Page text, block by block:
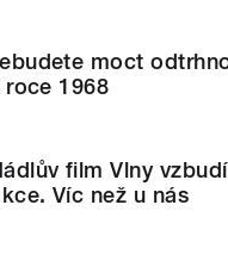
moct
1968
film Vlny
Víc než u nás